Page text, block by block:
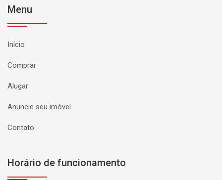
Menu
Início
Comprar
Alugar
Anuncie seu imóvel
Contato
Horário de funcionamento